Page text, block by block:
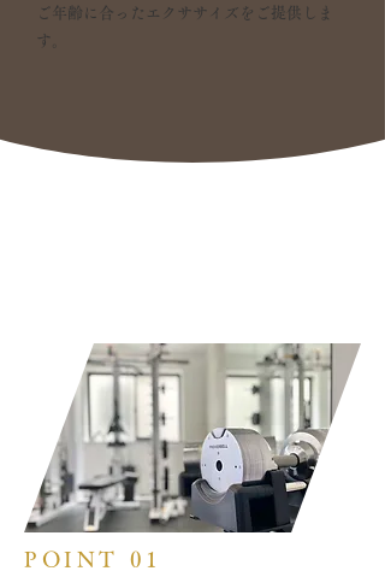
ご年齢に合ったエクササイズをご提供しま
す。
POINT 01